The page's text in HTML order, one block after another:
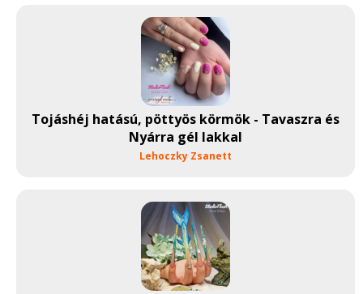
Tojáshéj hatású, pöttyös körmök - Tavaszra és
Nyárra gél lakkal
Lehoczky Zsanett